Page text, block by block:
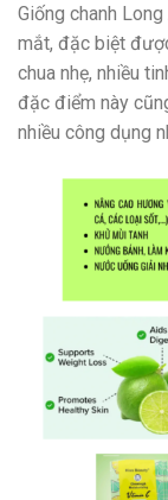
Giống chanh
mắt, đặc biệt
chua nhẹ, nhiều
đặc điểm này
nhiều công dụng